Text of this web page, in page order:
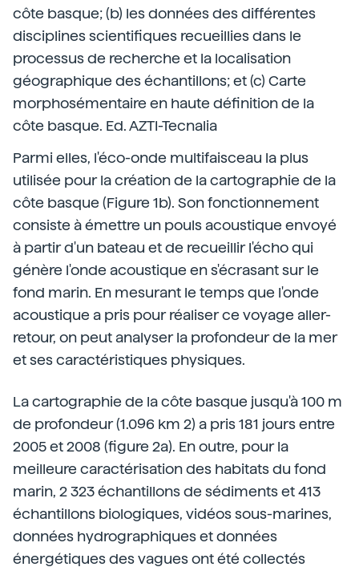
côte basque; (b) les données des différentes
disciplines scientifiques recueillies dans le
processus de recherche et la localisation
géographique des échantillons; et (c) Carte
morphosémentaire en haute définition de la
côte basque. Ed. AZTI-Tecnalia
Parmi elles, l'éco-onde multifaisceau la plus
utilisée pour la création de la cartographie de la
côte basque (Figure 1b). Son fonctionnement
consiste à émettre un pouls acoustique envoyé
à partir d'un bateau et de recueillir l'écho qui
génère l'onde acoustique en s'écrasant sur le
fond marin. En mesurant le temps que l'onde
acoustique a pris pour réaliser ce voyage aller-
retour, on peut analyser la profondeur de la mer
et ses caractéristiques physiques.
La cartographie de la côte basque jusqu'à 100 m
de profondeur (1.096 km 2) a pris 181 jours entre
2005 et 2008 (figure 2a). En outre, pour la
meilleure caractérisation des habitats du fond
marin, 2 323 échantillons de sédiments et 413
échantillons biologiques, vidéos sous-marines,
données hydrographiques et données
énergétiques des vagues ont été collectés